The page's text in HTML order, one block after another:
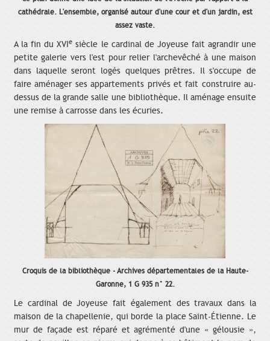
cathédrale. L'ensemble, organisé autour d'une cour et d'un jardin, est
assez vaste.
A la fin du XVIe siècle le cardinal de Joyeuse fait agrandir une
petite galerie vers l'est pour relier l'archevêché à une maison
dans laquelle seront logés quelques prêtres. Il s'occupe de
faire aménager ses appartements privés et fait construire au-
dessus de la grande salle une bibliothèque. Il aménage ensuite
une remise à carrosse dans les écuries.
Croquis de la bibliothèque - Archives départementales de la Haute-
Garonne, 1 G 935 n° 22.
Le cardinal de Joyeuse fait également des travaux dans la
maison de la chapellenie, qui borde la place Saint-Étienne. Le
mur de façade est réparé et agrémenté d'une « gélousie »,